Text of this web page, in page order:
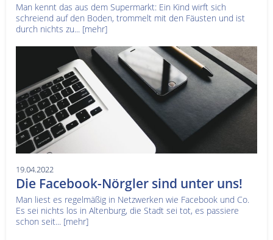
Man kennt das aus dem Supermarkt: Ein Kind wirft sich
schreiend auf den Boden, trommelt mit den Fäusten und ist
durch nichts zu... [mehr]
19.04.2022
Die Facebook-Nörgler sind unter uns!
Man liest es regelmäßig in Netzwerken wie Facebook und Co.
Es sei nichts los in Altenburg, die Stadt sei tot, es passiere
schon seit... [mehr]